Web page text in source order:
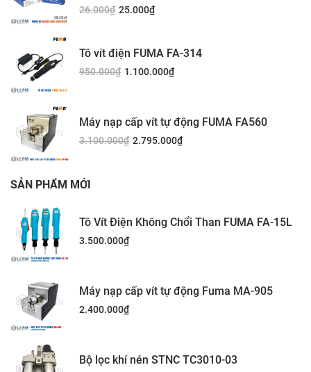
26.000₫ 25.000₫
Tô vít điện FUMA FA-314
950.000₫ 1.100.000₫
Máy nạp cấp vít tự động FUMA FA560
3.100.000₫ 2.795.000₫
SẢN PHẨM MỚI
Tô Vít Điện Không Chổi Than FUMA FA-15L
3.500.000₫
Máy nạp cấp vít tự động Fuma MA-905
2.400.000₫
Bộ lọc khí nén STNC TC3010-03